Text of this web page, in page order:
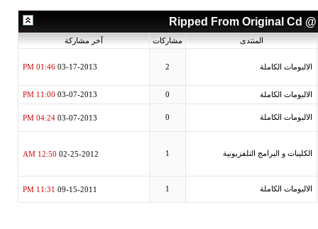
مشاركات آخر مشاركة
03-17-2013
03-07-2013
03-07-2013
1
02-25-2012
09-15-2011